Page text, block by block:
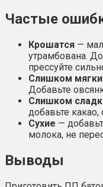
Частые
Крошатся —
утрамбована.
прессуйте
Слишком
Добавьте
Слишком
добавьте
Сухие —
молока, не
Выводы